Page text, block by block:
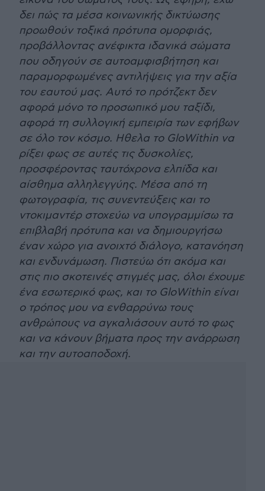
δει πώς τα μέσα κοινωνικής δικτύωσης
προωθούν τοξικά πρότυπα ομορφιάς,
προβάλλοντας ανέφικτα ιδανικά σώματα
που οδηγούν σε αυτοαμφισβήτηση και
παραμορφωμένες αντιλήψεις για την αξία
του εαυτού μας. Αυτό το πρότζεκτ δεν
αφορά μόνο το προσωπικό μου ταξίδι,
αφορά τη συλλογική εμπειρία των εφήβων
σε όλο τον κόσμο. Hθελα το GloWithin να
ρίξει φως σε αυτές τις δυσκολίες,
προσφέροντας ταυτόχρονα ελπίδα και
αίσθημα αλληλεγγύης. Μέσα από τη
φωτογραφία, τις συνεντεύξεις και το
ντοκιμαντέρ στοχεύω να υπογραμμίσω τα
επιβλαβή πρότυπα και να δημιουργήσω
έναν χώρο για ανοιχτό διάλογο, κατανόηση
και ενδυνάμωση. Πιστεύω ότι ακόμα και
στις πιο σκοτεινές στιγμές μας, όλοι έχουμε
ένα εσωτερικό φως, και το GloWithin είναι
ο τρόπος μου να ενθαρρύνω τους
ανθρώπους να αγκαλιάσουν αυτό το φως
και να κάνουν βήματα προς την ανάρρωση
και την αυτοαποδοχή.